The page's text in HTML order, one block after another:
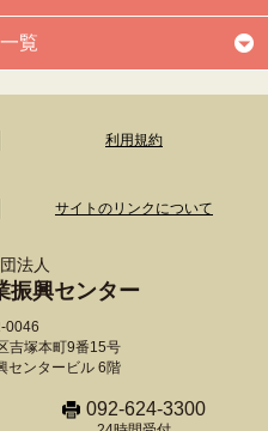
覧
利用規約
サイトのリンクについて
法人
振興センター
0046
吉塚本町9番15号
センタービル 6階
092-624-3300